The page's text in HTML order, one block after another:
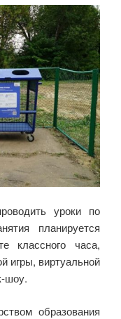
уроки по
планируется
классного часа,
игры, виртуальной
шоу.
образования